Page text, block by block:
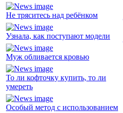
Не тряситесь над ребёнком
Узнала, как поступают модели
Муж обливается кровью
То ли кофточку купить, то ли
умереть
Особый метод с использованием